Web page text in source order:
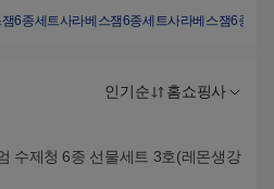
6종세트사라베스잼6종세트사라베스잼6종세
인기순 홈쇼핑사
수제청 6종 선물세트 3호(레몬생강